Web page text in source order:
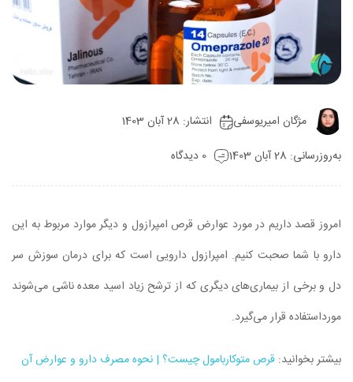
مژگان امیریوسفی
انتشار: 28 آبان 1403
به‌روزرسانی: 28 آبان 1403
0 دیدگاه
امروز قصد داریم در مورد عوارض قرص امپرازول و دیگر موارد مربوط به این
دارو با شما صحبت کنیم. امپرازول دارویی است که برای درمان سوزش سر
دل و برخی از بیماری‌های دیگری که از ترشح زیاد اسید معده ناشی می‌شوند
مورداستفاده قرار می‌گیرد.
بیشتر بخوانید: قرص متوکاربامول چیست؟ | نحوه مصرف دارو و عوارض آن